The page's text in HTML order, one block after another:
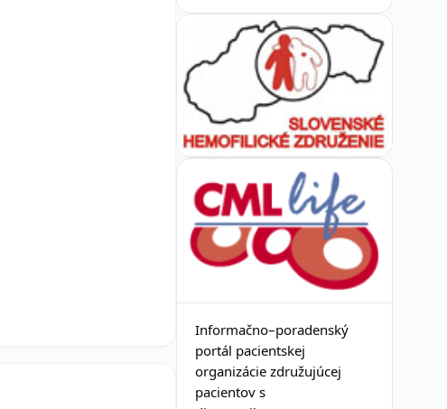
Informačno–poradenský
portál pacientskej
organizácie združujúcej
pacientov s